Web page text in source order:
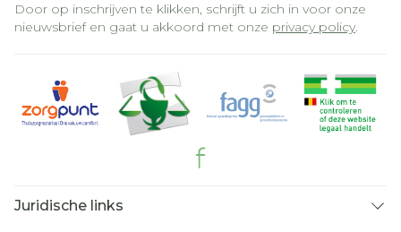
Door op inschrijven te klikken, schrijft u zich in voor onze
nieuwsbrief en gaat u akkoord met onze privacy policy.
Juridische links